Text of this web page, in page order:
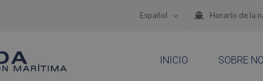
Español Horario de la
INICIO SOBRE